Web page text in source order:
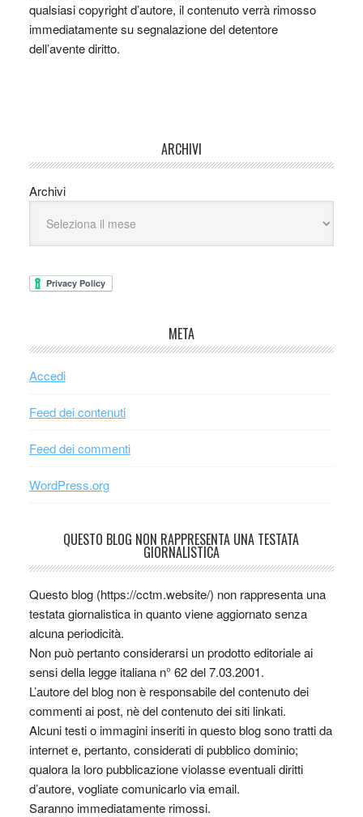
qualsiasi copyright d’autore, il contenuto verrà rimosso
immediatamente su segnalazione del detentore
dell’avente diritto.
ARCHIVI
Archivi
META
Accedi
Feed dei contenuti
Feed dei commenti
WordPress.org
QUESTO BLOG NON RAPPRESENTA UNA TESTATA
GIORNALISTICA
Questo blog (https://cctm.website/) non rappresenta una
testata giornalistica in quanto viene aggiornato senza
alcuna periodicità.
Non può pertanto considerarsi un prodotto editoriale ai
sensi della legge italiana n° 62 del 7.03.2001.
L’autore del blog non è responsabile del contenuto dei
commenti ai post, nè del contenuto dei siti linkati.
Alcuni testi o immagini inseriti in questo blog sono tratti da
internet e, pertanto, considerati di pubblico dominio;
qualora la loro pubblicazione violasse eventuali diritti
d’autore, vogliate comunicarlo via email.
Saranno immediatamente rimossi.